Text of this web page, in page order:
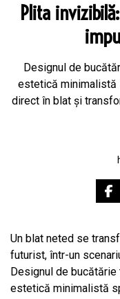
Plita
Designul de
estetică minimalistă
direct în blat și
Un blat neted se
futurist, într-un
Designul de
estetică minimalistă